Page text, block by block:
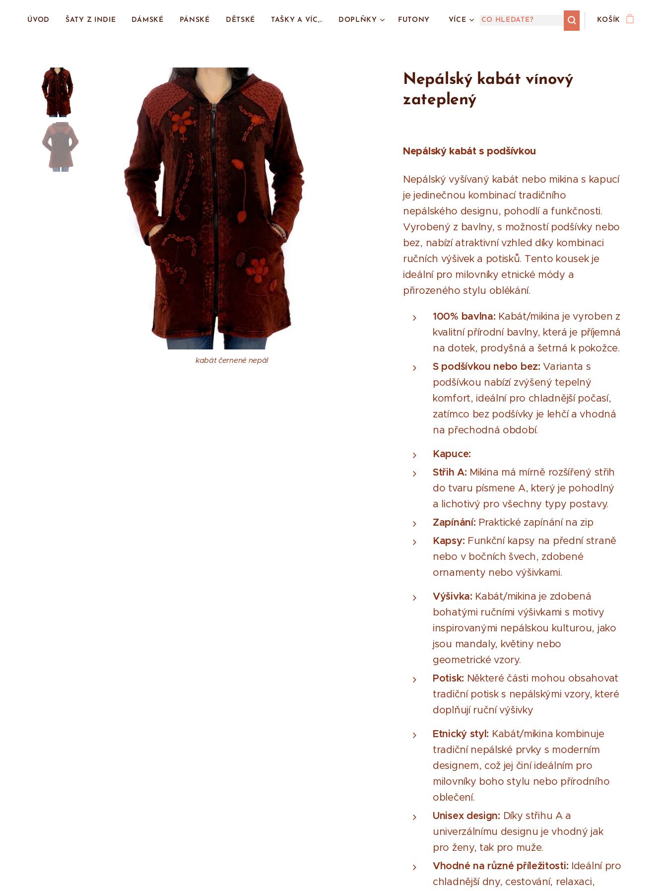
ÚVOD ŠATY Z INDIE DÁMSKÉ PÁNSKÉ DĚTSKÉ TAŠKY A VÍC,.. DOPLŇKY FUTONY VÍCE KOŠÍK
Nepálský kabát vínový
zateplený
kabát černené nepál
kabát červený nepál
Nepálský kabát s podšívkou
Nepálský vyšívaný kabát nebo mikina s kapucí
je jedinečnou kombinací tradičního
nepálského designu, pohodlí a funkčnosti.
Vyrobený z bavlny, s možností podšívky nebo
bez, nabízí atraktivní vzhled díky kombinaci
ručních výšivek a potisků. Tento kousek je
ideální pro milovníky etnické módy a
přirozeného stylu oblékání.
100% bavlna: Kabát/mikina je vyroben z
kvalitní přírodní bavlny, která je příjemná
na dotek, prodyšná a šetrná k pokožce.
S podšívkou nebo bez: Varianta s
podšívkou nabízí zvýšený tepelný
komfort, ideální pro chladnější počasí,
zatímco bez podšívky je lehčí a vhodná
na přechodná období.
Kapuce:
Střih A: Mikina má mírně rozšířený střih
do tvaru písmene A, který je pohodlný
a lichotivý pro všechny typy postavy.
Zapínání: Praktické zapínání na zip
Kapsy: Funkční kapsy na přední straně
nebo v bočních švech, zdobené
ornamenty nebo výšivkami.
Výšivka: Kabát/mikina je zdobená
bohatými ručními výšivkami s motivy
inspirovanými nepálskou kulturou, jako
jsou mandaly, květiny nebo
geometrické vzory.
Potisk: Některé části mohou obsahovat
tradiční potisk s nepálskými vzory, které
doplňují ruční výšivky
Etnický styl: Kabát/mikina kombinuje
tradiční nepálské prvky s moderním
designem, což jej činí ideálním pro
milovníky boho stylu nebo přírodního
oblečení.
Unisex design: Díky střihu A a
univerzálnímu designu je vhodný jak
pro ženy, tak pro muže.
Vhodné na různé příležitosti: Ideální pro
chladnější dny, cestování, relaxaci,